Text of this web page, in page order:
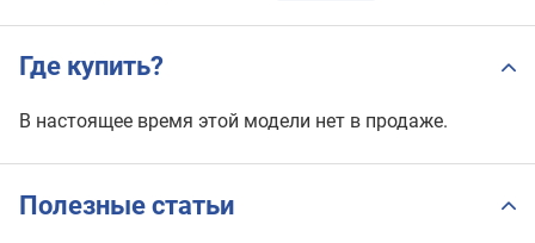
Где купить?
В настоящее время этой модели нет в продаже.
Полезные статьи